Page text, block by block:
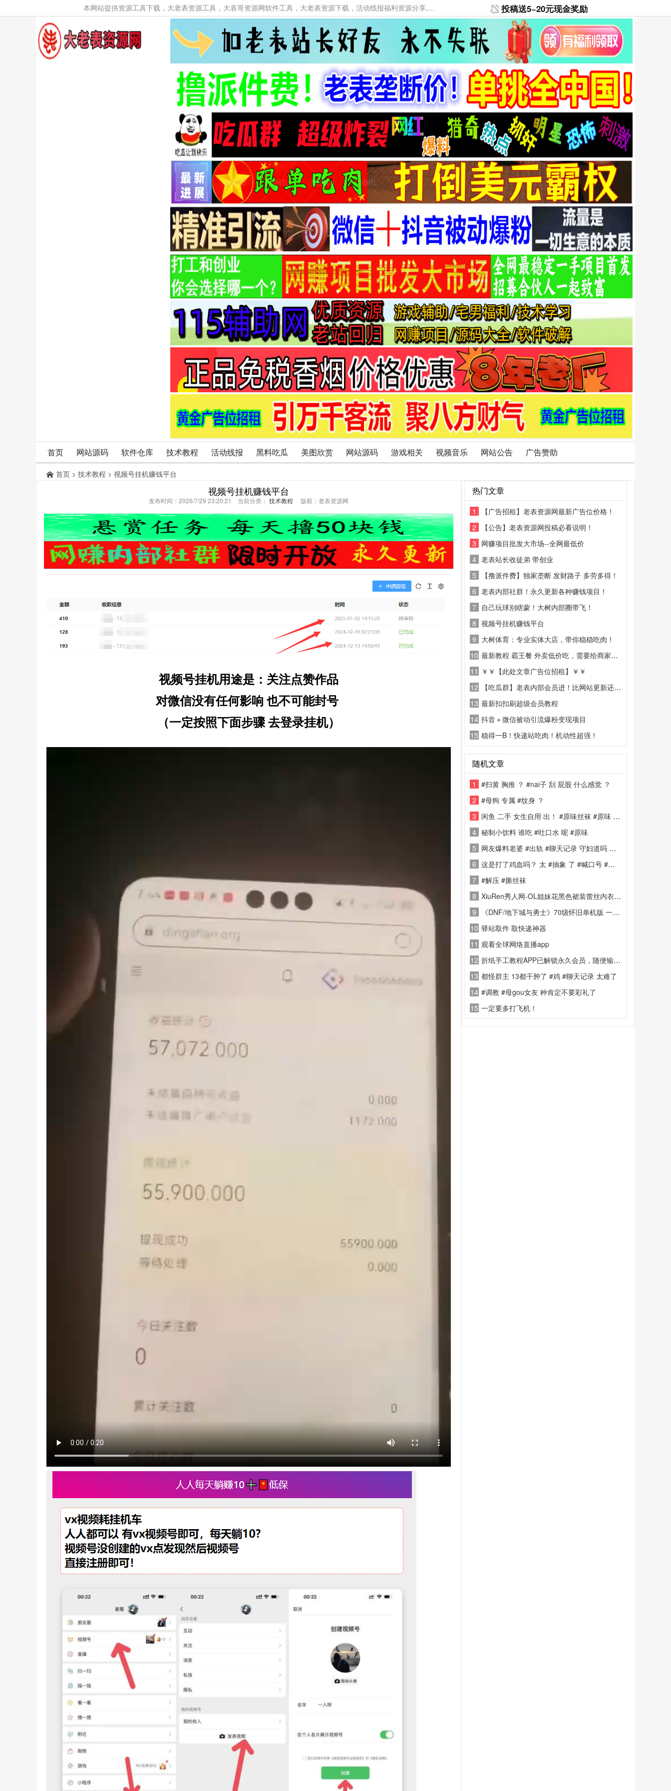
本网站提供资源工具下载，大老表资源工具，大表哥资源网软件工具，大老表资源下载，活动线报福利资源分享,活动线报，大型网游经典游戏，网络热门技术游戏辅助交流与分享。 投稿送5~20元现金奖励
首页 网站源码 软件仓库 技术教程 活动线报 黑料吃瓜 美图欣赏 网站源码 游戏相关 视频音乐 网站公告 广告赞助
首页 > 技术教程 > 视频号挂机赚钱平台
视频号挂机赚钱平台
发布时间：2026/7/29 23:20:21 当前分类： 技术教程 版权：老表资源网
视频号挂机用途是：关注点赞作品
对微信没有任何影响 也不可能封号
（一定按照下面步骤 去登录挂机）
热门文章
1
【广告招租】老表资源网最新广告位价格！
2
【公告】老表资源网投稿必看说明！
3 网赚项目批发大市场--全网最低价
4 老表站长收徒弟 带创业
5
【撸派件费】独家垄断 发财路子 多劳多得！
6 老表内部社群！永久更新各种赚钱项目！
7 自己玩球别瞎蒙！大树内部圈带飞！
8 视频号挂机赚钱平台
9 大树体育：专业实体大店，带你稳稳吃肉！
10 最新教程 霸王餐 外卖低价吃，需要给商家好评
11 ￥￥【此处文章广告位招租】￥￥
12
【吃瓜群】老表内部会员进！比网站更新还精彩！
13 最新扣扣刷超级会员教程
14 抖音＋微信被动引流爆粉变现项目
15 稳得一B！快递站吃肉！机动性超强！
随机文章
1
#扫黄 胸推 ？ #nai子 刮 屁股 什么感觉 ？
2 #母狗 专属 #纹身 ？
3 闲鱼 二手 女生自用 出！ #原味丝袜 #原味 #恋物
4 秘制小饮料 谁吃 #吐口水 呢 #原味
5 网友爆料老婆 #出轨 #聊天记录 守妇道吗 跳跳糖 都出来了 ！
6 这是打了鸡血吗？ 太 #抽象 了 #喊口号 #很有精神
7 #解压 #撕丝袜
8 XiuRen秀人网-OL姐妹花黑色裙装蕾丝内衣-2024.12.31
9
《DNF/地下城与勇士》70级怀旧单机版 一键启动+GM后台
10 驿站取件 取快递神器
11 观看全球网络直播app
12 折纸手工教程APP已解锁永久会员，随便输入登录手机号就可获得
13 都怪群主 13都干肿了 #鸡 #聊天记录 太难了
14 #调教 #母gou女友 种肯定不要彩礼了
15 一定要多打飞机！